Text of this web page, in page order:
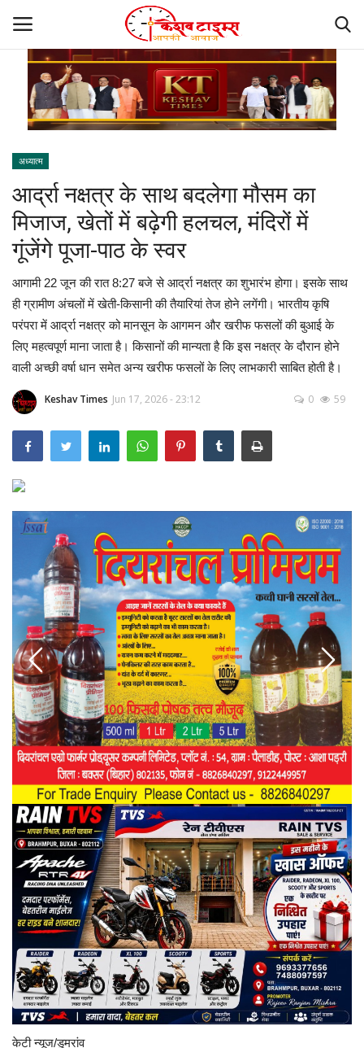
कानपुर
नई दिल्ली
लखनऊ
मऊ
प्रयागराज
गया
छपरा
ई-पेपर
पटना
बक्सर
सासाराम
कैमुर
वाराणसी
बलिया
दिलदारनगर
अरवल
जहानाबाद
अध्यात्म
आर्द्रा नक्षत्र के साथ बदलेगा मौसम का
मिजाज, खेतों में बढ़ेगी हलचल, मंदिरों में
गूंजेंगे पूजा-पाठ के स्वर
आगामी 22 जून की रात 8:27 बजे से आर्द्रा नक्षत्र का शुभारंभ होगा। इसके साथ
ही ग्रामीण अंचलों में खेती-किसानी की तैयारियां तेज होने लगेंगी। भारतीय कृषि
परंपरा में आर्द्रा नक्षत्र को मानसून के आगमन और खरीफ फसलों की बुआई के
लिए महत्वपूर्ण माना जाता है। किसानों की मान्यता है कि इस नक्षत्र के दौरान होने
वाली अच्छी वर्षा धान समेत अन्य खरीफ फसलों के लिए लाभकारी साबित होती है।
Keshav Times Jun 17, 2026 - 23:12 0 59
केटी न्यूज/डुमरांव